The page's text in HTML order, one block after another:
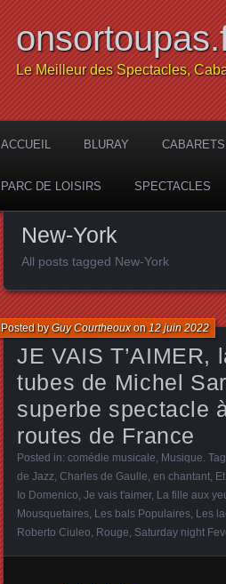
Le Meilleur des Spectacles,
ACCUEIL BLURAY CABARETS
PARC DE LOISIRS SPECTACLES
New-York
All posts tagged New-York
JE VAIS
tubes de Michel
superbe spectacle
routes de France
Posted byGuy Courtheouxon 12 juin 2022
Posted in: comédie musicale Musique .
de Jazz Charles de Gaulle en chantant
Io Domenico Je vais t'aimer, La fille aux
Mousquetaires Les bals Populaires Les
Roberto Ciuleo Rouge Saturday night